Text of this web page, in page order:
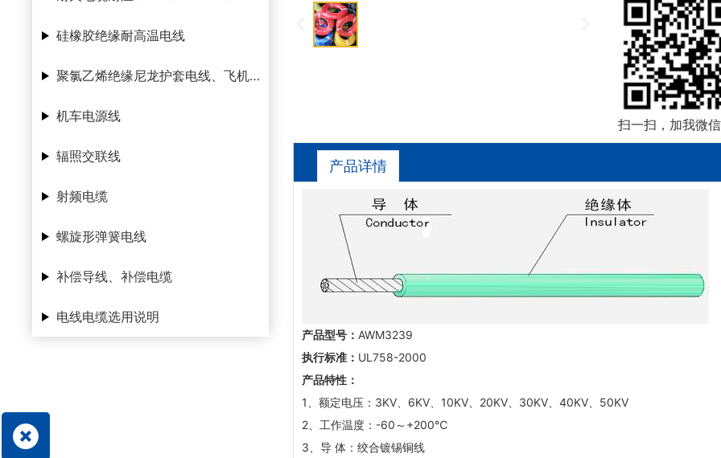
硅橡胶绝缘耐高温电线
聚氯乙烯绝缘尼龙护套电线、飞机腊克线
机车电源线
辐照交联线
射频电缆
螺旋形弹簧电线
补偿导线、补偿电缆
电线电缆选用说明
扫一扫，加我微
产品详情
产品型号： AWM3239
执行标准： UL758-2000
产品特性：
1、额定电压：3KV、6KV、10KV、20KV、30KV、40KV、50KV
2、工作温度：-60～+200℃
3、导 体：绞合镀锡铜线